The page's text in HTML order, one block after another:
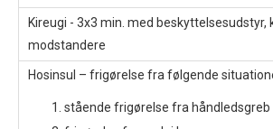
Kireugi - 3x3 min. med beskyttelsesudstyr,
modstandere
Hosinsul – frigørelse fra følgende
stående frigørelse fra håndledsgreb